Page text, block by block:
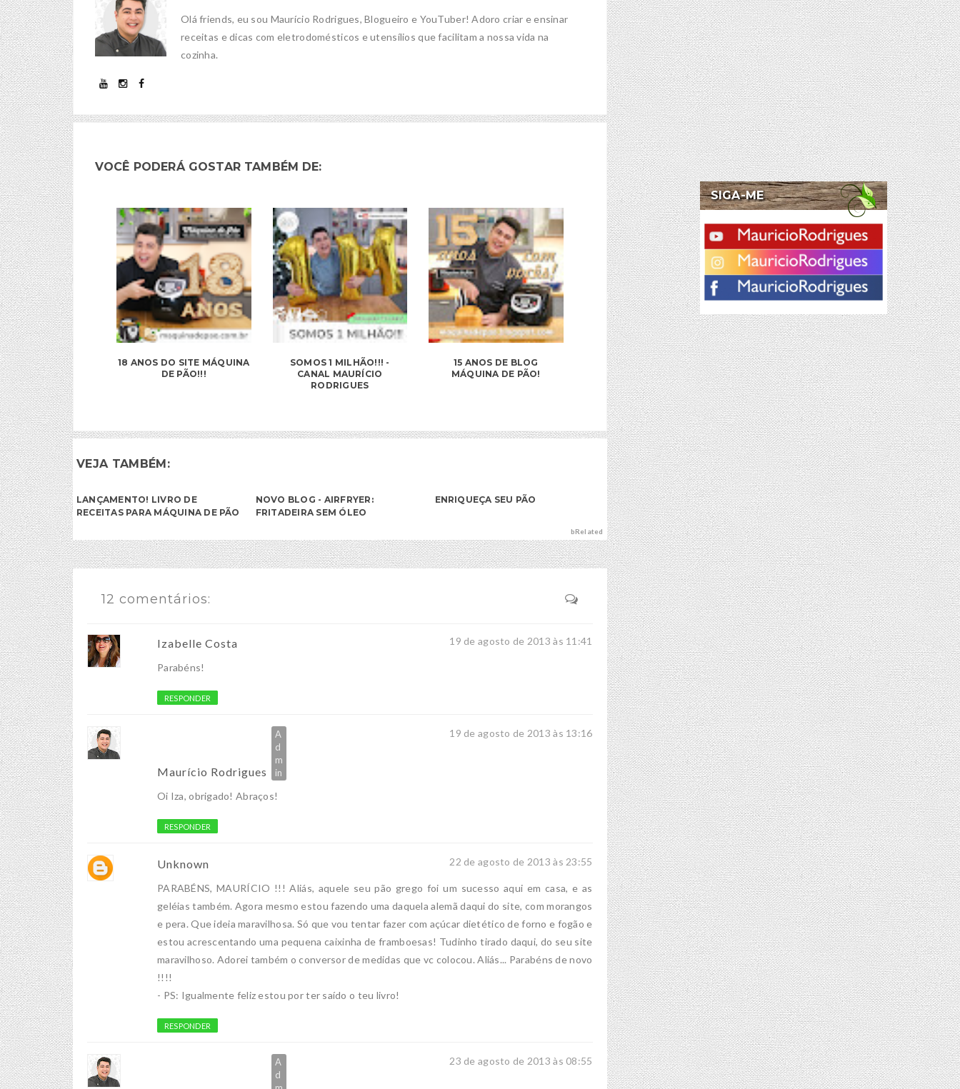
Olá friends, eu sou Maurício Rodrigues, Blogueiro e YouTuber! Adoro criar e ensinar
receitas e dicas com eletrodomésticos e utensílios que facilitam a nossa vida na
cozinha.
VOCÊ PODERÁ GOSTAR TAMBÉM DE:
18 ANOS DO SITE MÁQUINA
DE PÃO!!!
SOMOS 1 MILHÃO!!! -
CANAL MAURÍCIO
RODRIGUES
15 ANOS DE BLOG
MÁQUINA DE PÃO!
VEJA TAMBÉM:
LANÇAMENTO! LIVRO DE
RECEITAS PARA MÁQUINA DE PÃO
NOVO BLOG - AIRFRYER:
FRITADEIRA SEM ÓLEO
ENRIQUEÇA SEU PÃO
bRelated
12 comentários:
Izabelle Costa 19 de agosto de 2013 às 11:41
Parabéns!
RESPONDER
Maurício Rodrigues
19 de agosto de 2013 às 13:16
Oi Iza, obrigado! Abraços!
RESPONDER
Unknown 22 de agosto de 2013 às 23:55
PARABÉNS, MAURÍCIO !!! Aliás, aquele seu pão grego foi um sucesso aqui em casa, e as
geléias também. Agora mesmo estou fazendo uma daquela alemã daqui do site, com morangos
e pera. Que ideia maravilhosa. Só que vou tentar fazer com açúcar dietético de forno e fogão e
estou acrescentando uma pequena caixinha de framboesas! Tudinho tirado daqui, do seu site
maravilhoso. Adorei também o conversor de medidas que vc colocou. Aliás... Parabéns de novo
!!!!
- PS: Igualmente feliz estou por ter saído o teu livro!
RESPONDER
23 de agosto de 2013 às 08:55
SIGA-ME